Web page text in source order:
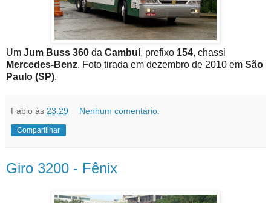
Um Jum Buss 360 da Cambuí, prefixo 154, chassi
Mercedes-Benz. Foto tirada em dezembro de 2010 em São
Paulo (SP).
Fabio às 23:29 Nenhum comentário:
Compartilhar
Giro 3200 - Fênix